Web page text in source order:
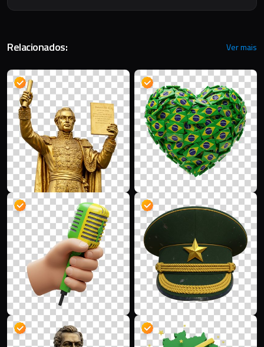
Relacionados: Ver mais